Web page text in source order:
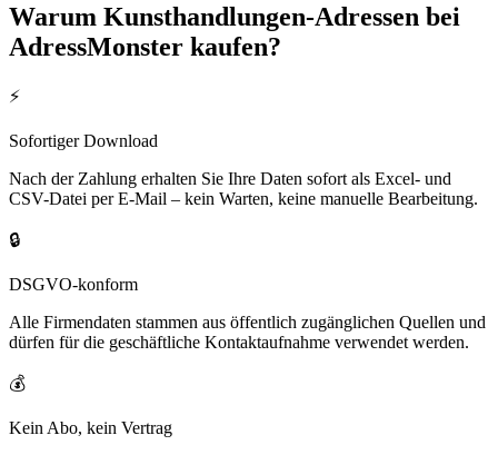
Warum Kunsthandlungen-Adressen bei
AdressMonster kaufen?
⚡
Sofortiger Download
Nach der Zahlung erhalten Sie Ihre Daten sofort als Excel- und
CSV-Datei per E-Mail – kein Warten, keine manuelle Bearbeitung.
🔒
DSGVO-konform
Alle Firmendaten stammen aus öffentlich zugänglichen Quellen und
dürfen für die geschäftliche Kontaktaufnahme verwendet werden.
💰
Kein Abo, kein Vertrag